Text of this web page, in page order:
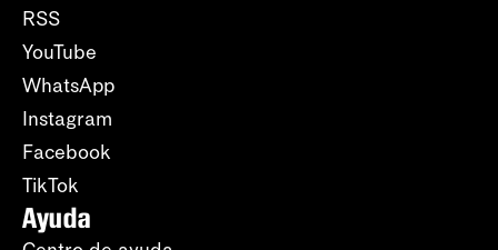
RSS
YouTube
WhatsApp
Instagram
Facebook
TikTok
Ayuda